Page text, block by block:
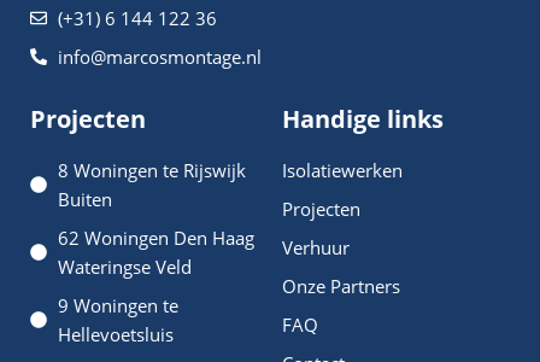
(+31) 6 144 122 36
info@marcosmontage.nl
Projecten
8 Woningen te Rijswijk
Buiten
62 Woningen Den Haag
Wateringse Veld
9 Woningen te
Hellevoetsluis
Handige links
Isolatiewerken
Projecten
Verhuur
Onze Partners
FAQ